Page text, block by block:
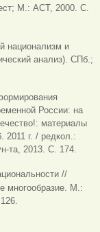
М.: АСТ, 2000. С.
национализм и
анализ). СПб.;
России: на
материалы
2011 г. / редкол.:
та, 2013. С. 174.
//
многообразие. М.: